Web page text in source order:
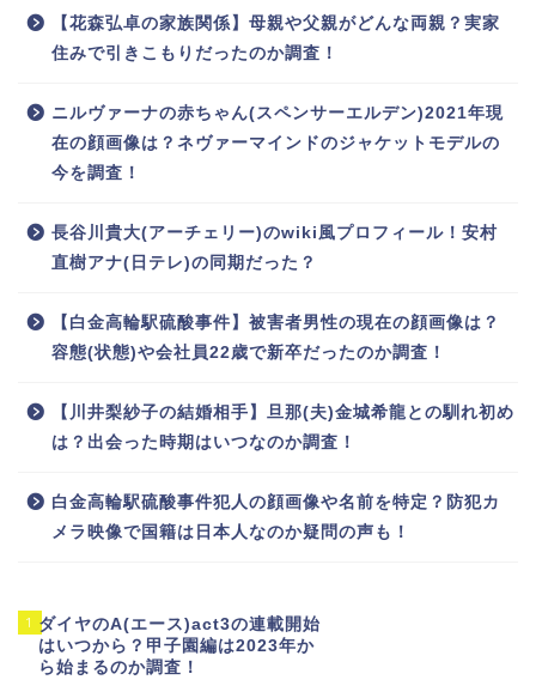
【花森弘卓の家族関係】母親や父親がどんな両親？実家
住みで引きこもりだったのか調査！
ニルヴァーナの赤ちゃん(スペンサーエルデン)2021年現
在の顔画像は？ネヴァーマインドのジャケットモデルの
今を調査！
長谷川貴大(アーチェリー)のwiki風プロフィール！安村
直樹アナ(日テレ)の同期だった？
【白金高輪駅硫酸事件】被害者男性の現在の顔画像は？
容態(状態)や会社員22歳で新卒だったのか調査！
【川井梨紗子の結婚相手】旦那(夫)金城希龍との馴れ初め
は？出会った時期はいつなのか調査！
白金高輪駅硫酸事件犯人の顔画像や名前を特定？防犯カ
メラ映像で国籍は日本人なのか疑問の声も！
1 ダイヤのA(エース)act3の連載開始
はいつから？甲子園編は2023年か
ら始まるのか調査！